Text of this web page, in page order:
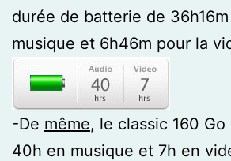
durée de batterie de
musique et 6h46m pour la
-De même, le classic 160
40h en musique et 7h en